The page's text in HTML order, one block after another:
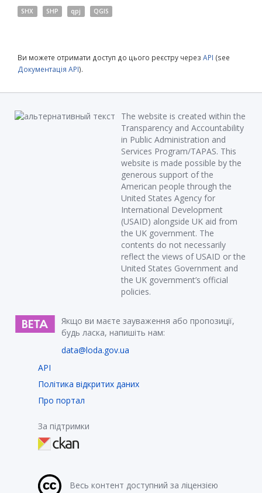
SHX SHP qpj QGIS
Ви можете отримати доступ до цього реєстру через API (see
Документація API).
The website is created within the
Transparency and Accountability
in Public Administration and
Services Program/TAPAS. This
website is made possible by the
generous support of the
American people through the
United States Agency for
International Development
(USAID) alongside UK aid from
the UK government. The
contents do not necessarily
reflect the views of USAID or the
United States Government and
the UK government’s official
policies.
Якщо ви маєте зауваження або пропозиції,
будь ласка, напишіть нам:
data@loda.gov.ua
API
Політика відкритих даних
Про портал
За підтримки
Весь контент доступний за ліцензією